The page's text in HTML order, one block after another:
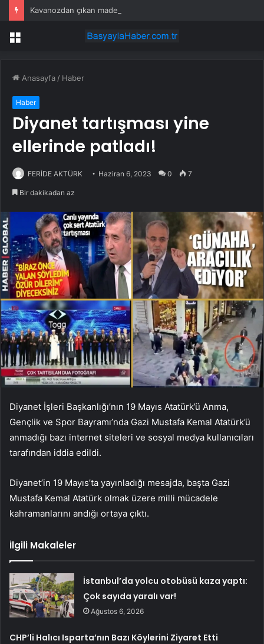
Kavanozdan çıkan madeni para 39 milyon lira kazandırdı
Menü
Anasayfa / Haber
Haber
Diyanet tartışması yine
ellerinde patladı!
FERİDE AKTÜRK Haziran 6, 2023 0 7
Bir dakikadan az
Diyanet İşleri Başkanlığı’nın 19 Mayıs Atatürk’ü Anma,
Gençlik ve Spor Bayramı’nda Gazi Mustafa Kemal Atatürk’ü
anmadığı bazı internet siteleri ve sosyal medya kullanıcıları
tarafından iddia edildi.
Diyanet’in 19 Mayıs’ta yayınladığı mesajda, başta Gazi
Mustafa Kemal Atatürk olmak üzere milli mücadele
kahramanlarını andığı ortaya çıktı.
İlgili Makaleler
İstanbul’da yolcu otobüsü kaza yaptı:
Çok sayıda yaralı var!
Ağustos 6, 2026
CHP’li Halıcı Isparta’nın Bazı Köylerini Ziyaret Etti